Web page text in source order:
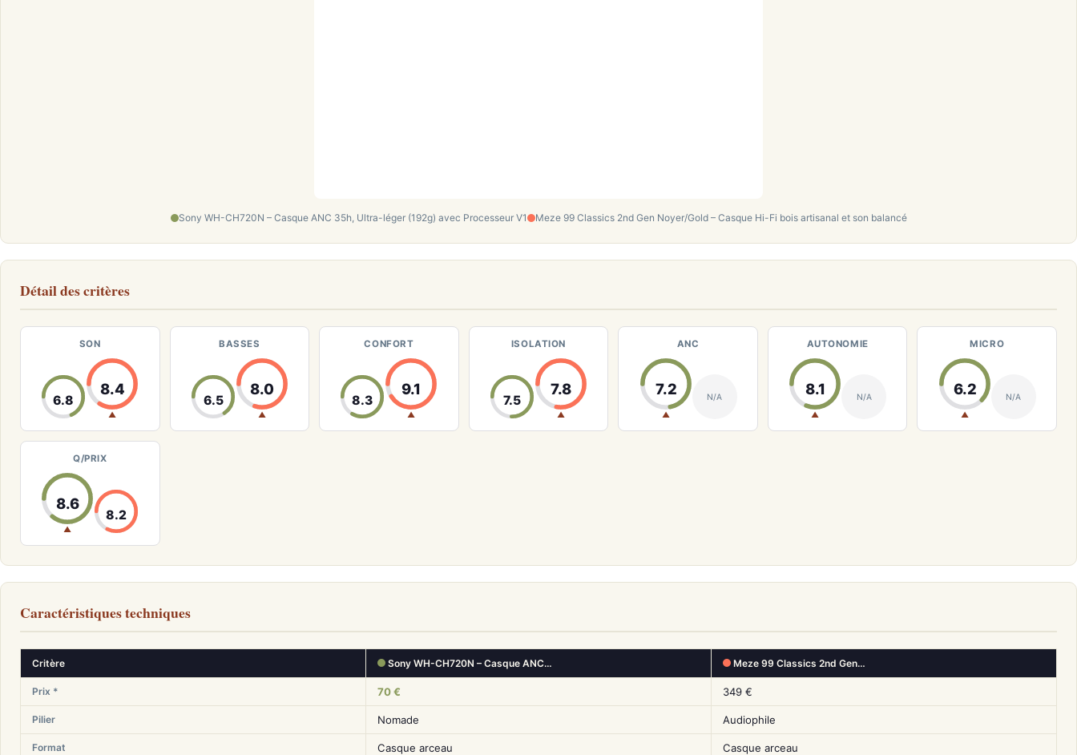
Sony WH-CH720N – Casque ANC 35h, Ultra-léger (192g) avec Processeur V1 Meze 99 Classics 2nd Gen Noyer/Gold – Casque Hi-Fi bois artisanal et son balancé
Détail des critères
SON
6.8
8.4
▲
BASSES
6.5
8.0
▲
CONFORT
8.3
9.1
▲
ISOLATION
7.5
7.8
▲
ANC
7.2
▲
N/A
AUTONOMIE
8.1
▲
N/A
MICRO
6.2
▲
N/A
Q/PRIX
8.6
▲
8.2
Caractéristiques techniques
Critère Sony WH-CH720N – Casque ANC… Meze 99 Classics 2nd Gen…
Prix * 70 € 349 €
Pilier Nomade Audiophile
Format Casque arceau Casque arceau